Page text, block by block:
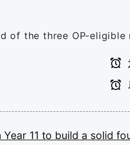
of the three OP-
Year 11 to build a solid